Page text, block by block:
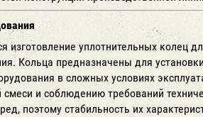
уплотнительных колец
Кольца предназначены для
в сложных условиях
смеси и соблюдению требований
поэтому стабильность их